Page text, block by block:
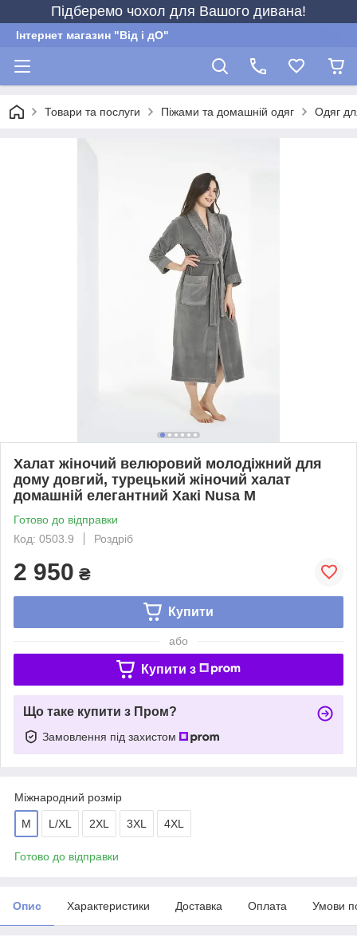
Підберемо чохол для Вашого дивана!
Інтернет магазин "Від і дО"
Товари та послуги Піжами та домашній одяг Одяг
Халат жіночий велюровий молодіжний для
дому довгий, турецький жіночий халат
домашній елегантний Хакі Nusa М
Готово до відправки
Код: 0503.9
Роздріб
2 950 ₴
Купити
або
Купити з
Що таке купити з Пром?
Замовлення під захистом
Міжнародний розмір
M L/XL 2XL 3XL 4XL
Готово до відправки
Опис Характеристики Доставка Оплата Умови